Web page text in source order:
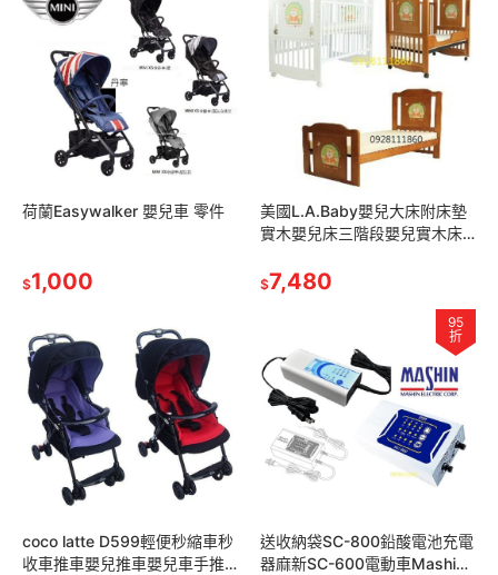
荷蘭Easywalker 嬰兒車 零件
$1,000
美國L.A.Baby嬰兒大床附床墊
實木嬰兒床三階段嬰兒實木床
child mind可參考)
$7,480
coco latte D599輕便秒縮車秒
收車推車嬰兒推車嬰兒車手推
95
折
送收納袋SC-800鉛酸電池充電
器麻新SC-600電動車Mashin